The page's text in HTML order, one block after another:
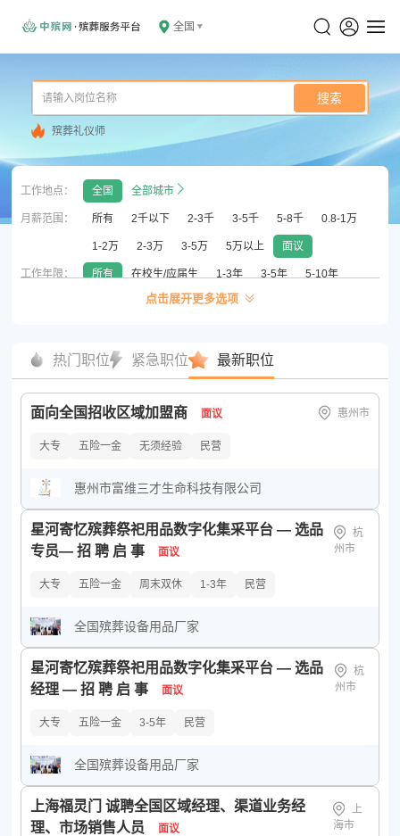
全国
搜索
殡葬礼仪师
工作地点： 全国 全部城市
月薪范围： 所有 2千以下 2-3千 3-5千 5-8千 0.8-1万
1-2万 2-3万 3-5万 5万以上 面议
工作年限： 所有 在校生/应届生 1-3年 3-5年 5-10年
无须经验
硕士 博士
政府机关 事业单位 非盈利组织 创业公司
公司规模： 所有 少于50人 50-150人
10000人以上
点击展开更多选项
热门职位 紧急职位 最新职位
面向全国招收区域加盟商 面议 惠州市
大专 五险一金 无须经验 民营
惠州市富维三才生命科技有限公司
星河寄忆殡葬祭祀用品数字化集采平台 — 选品
专员— 招 聘 启 事
面议
杭
州市
大专 五险一金 周末双休 1-3年 民营
全国殡葬设备用品厂家
星河寄忆殡葬祭祀用品数字化集采平台 — 选品
经理 — 招 聘 启 事
面议
杭
州市
大专 五险一金 3-5年 民营
全国殡葬设备用品厂家
上海福灵门 诚聘全国区域经理、渠道业务经
理、市场销售人员
面议
上
海市